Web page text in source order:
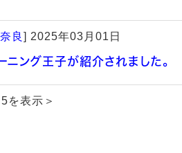
良 ] 2025年03月01日
ニング王子が紹介されました。
5を表示＞